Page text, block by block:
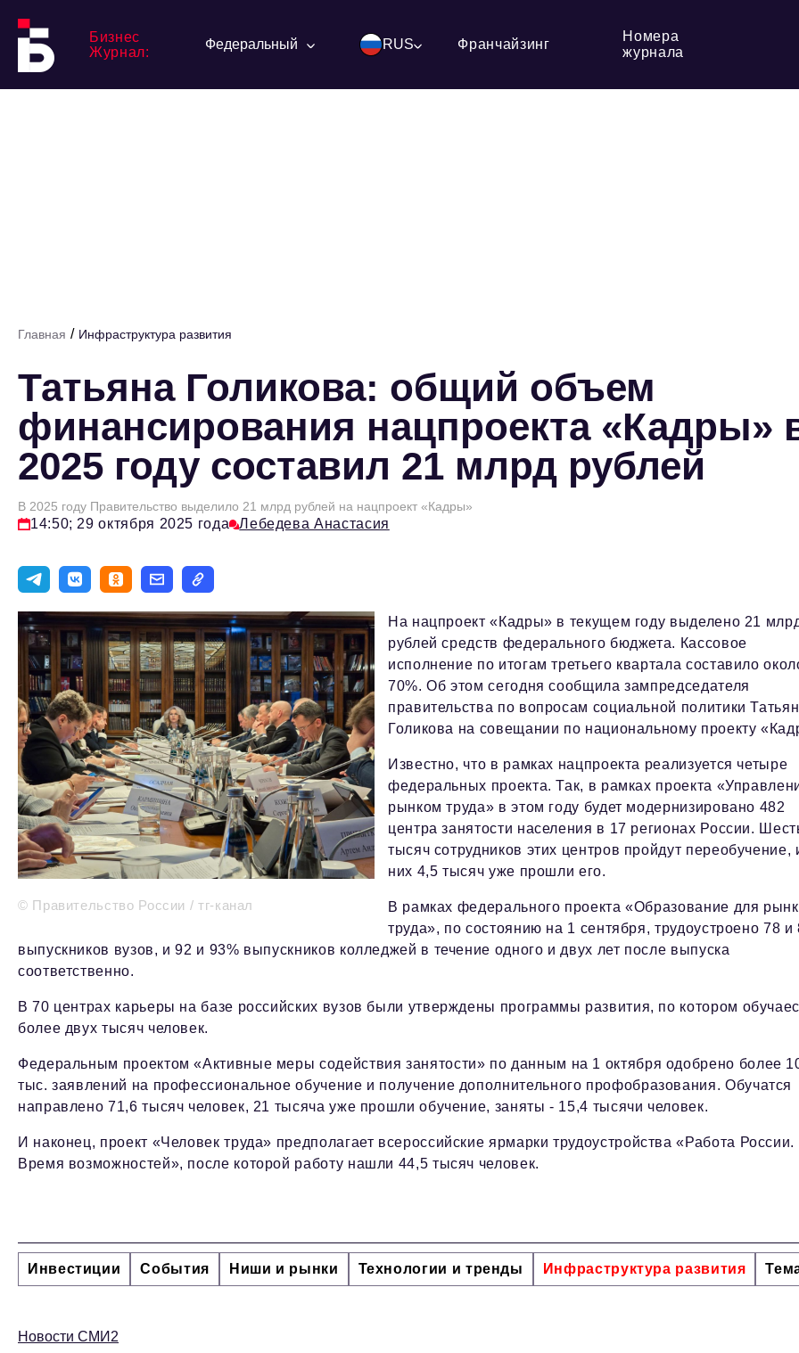
Бизнес
Журнал:
Федеральный RUS Франчайзинг
Номера
журнала
Главная / Инфраструктура развития
Татьяна Голикова: общий объем
финансирования нацпроекта «Кадры»
2025 году составил 21 млрд рублей
В 2025 году Правительство выделило 21 млрд рублей на нацпроект «Кадры»
14:50; 29 октября 2025 года Лебедева Анастасия
© Правительство России / тг-канал
На нацпроект «Кадры» в текущем году выделено 21
рублей средств федерального бюджета. Кассовое
исполнение по итогам третьего квартала составило
70%. Об этом сегодня сообщила зампредседателя
правительства по вопросам социальной политики
Голикова на совещании по национальному проекту
Известно, что в рамках нацпроекта реализуется четыре
федеральных проекта. Так, в рамках проекта
рынком труда» в этом году будет модернизировано 482
центра занятости населения в 17 регионах России.
тысяч сотрудников этих центров пройдут переобучение,
них 4,5 тысяч уже прошли его.
В рамках федерального проекта «Образование для
труда», по состоянию на 1 сентября, трудоустроено 78 и
выпускников вузов, и 92 и 93% выпускников колледжей в течение одного и двух лет после выпуска
соответственно.
В 70 центрах карьеры на базе российских вузов были утверждены программы развития, по котором
более двух тысяч человек.
Федеральным проектом «Активные меры содействия занятости» по данным на 1 октября одобрено более
тыс. заявлений на профессиональное обучение и получение дополнительного профобразования. Обучатся
направлено 71,6 тысяч человек, 21 тысяча уже прошли обучение, заняты - 15,4 тысячи человек.
И наконец, проект «Человек труда» предполагает всероссийские ярмарки трудоустройства «Работа России.
Время возможностей», после которой работу нашли 44,5 тысяч человек.
Инвестиции События Ниши и рынки Технологии и тренды Инфраструктура развития
Новости СМИ2